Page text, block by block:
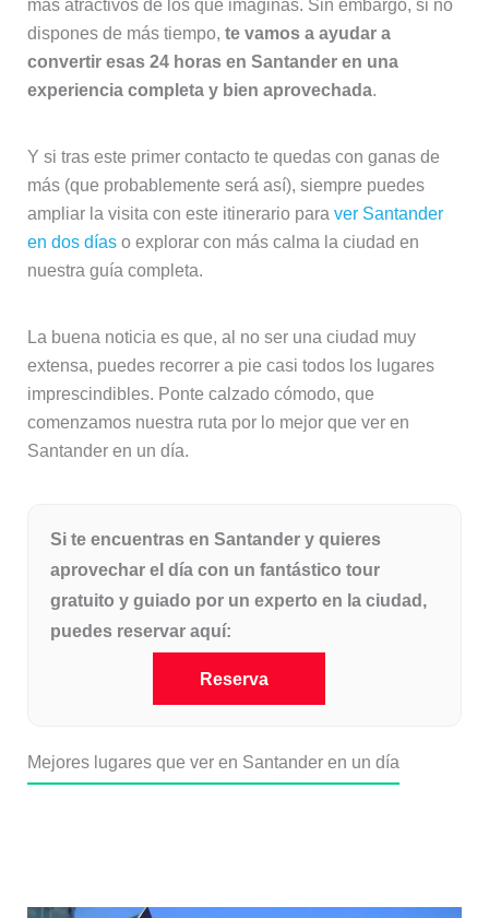
más atractivos de los que imaginas. Sin embargo, si no
dispones de más tiempo, te vamos a ayudar a
convertir esas 24 horas en Santander en una
experiencia completa y bien aprovechada.
Y si tras este primer contacto te quedas con ganas de
más (que probablemente será así), siempre puedes
ampliar la visita con este itinerario para ver Santander
en dos díaso explorar con más calma la ciudad en
nuestra guía completa.
La buena noticia es que, al no ser una ciudad muy
extensa, puedes recorrer a pie casi todos los lugares
imprescindibles. Ponte calzado cómodo, que
comenzamos nuestra ruta por lo mejor que ver en
Santander en un día.
Si te encuentras en Santander y quieres
aprovechar el día con un fantástico tour
gratuito y guiado por un experto en la ciudad,
puedes reservar aquí:
Reserva
Mejores lugares que ver en Santander en un día